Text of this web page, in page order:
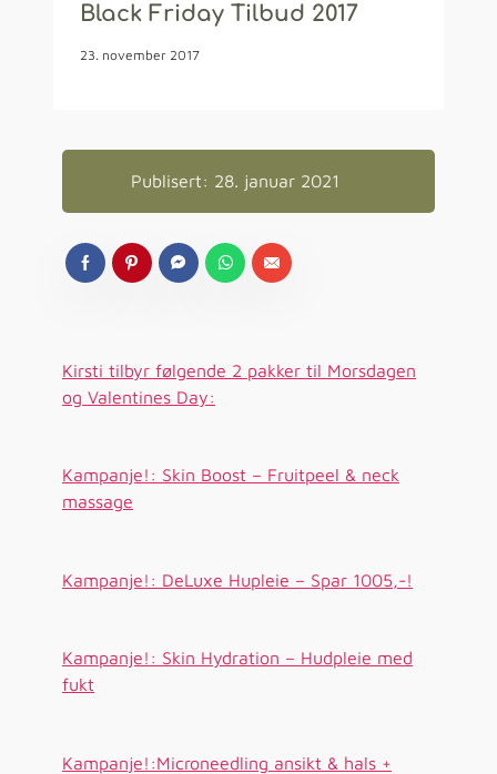
Black Friday Tilbud 2017
23. november 2017
Publisert: 28. januar 2021
Kirsti tilbyr følgende 2 pakker til Morsdagen
og Valentines Day:
Kampanje!: Skin Boost – Fruitpeel & neck
massage
Kampanje!: DeLuxe Hupleie – Spar 1005,-!
Kampanje!: Skin Hydration – Hudpleie med
fukt
Kampanje!:Microneedling ansikt & hals +